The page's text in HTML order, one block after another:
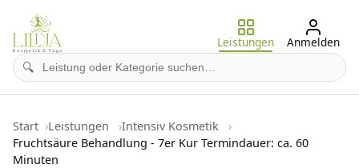
🔍
Leistungen Anmelden
Start Leistungen
Intensiv Kosmetik
Fruchtsäure Behandlung - 7er Kur Termindauer: ca. 60
Minuten